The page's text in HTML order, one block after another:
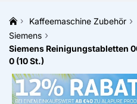
h
o
m
e
Kaffeemaschine Zubehör
Siemens
Siemens Reinigungstabletten
0 (10 St.)